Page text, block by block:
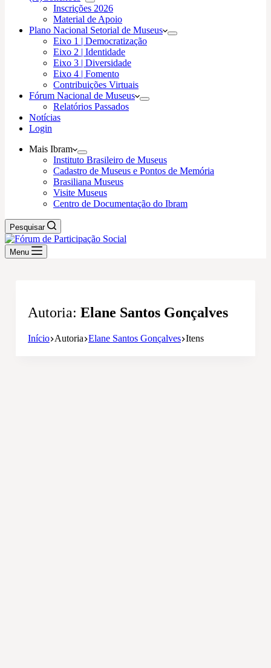
Inscrições 2026
Material de Apoio
Plano Nacional Setorial de Museus
Eixo 1 | Democratização
Eixo 2 | Identidade
Eixo 3 | Diversidade
Eixo 4 | Fomento
Contribuições Virtuais
Fórum Nacional de Museus
Relatórios Passados
Notícias
Login
Mais Ibram
Instituto Brasileiro de Museus
Cadastro de Museus e Pontos de Memória
Brasiliana Museus
Visite Museus
Centro de Documentação do Ibram
Pesquisar
Menu
Autoria Elane Santos Gonçalves
Início Autoria Elane Santos Gonçalves Itens